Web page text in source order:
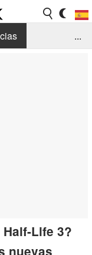
...
Life 3?
nuevas